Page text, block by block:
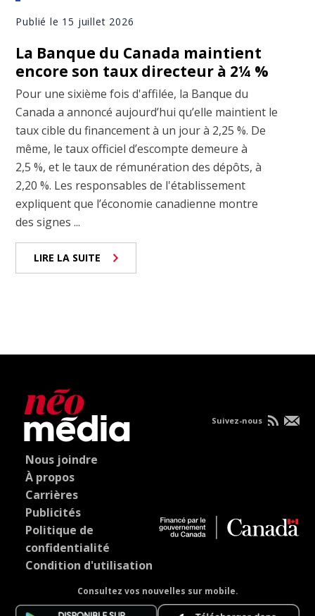
Publié le 15 juillet 2026
La Banque du Canada maintient
encore son taux directeur à 2¼ %
Pour une sixième fois d'affilée, la Banque du
Canada a annoncé aujourd’hui qu’elle maintient le
taux cible du financement à un jour à 2,25 %. De
même, le taux officiel d’escompte demeure à
2,5 %, et le taux de rémunération des dépôts, à
2,20 %. Les responsables de l'établissement
expliquent que l’économie canadienne montre
des signes ...
LIRE LA SUITE
Nous joindre
À propos
Carrières
Publicités
Politique de
confidentialité
Condition d'utilisation
Consultez vos nouvelles sur mobile.
Suivez-nous